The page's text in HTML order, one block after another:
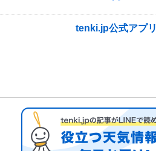
tenki.jp公式アプリ